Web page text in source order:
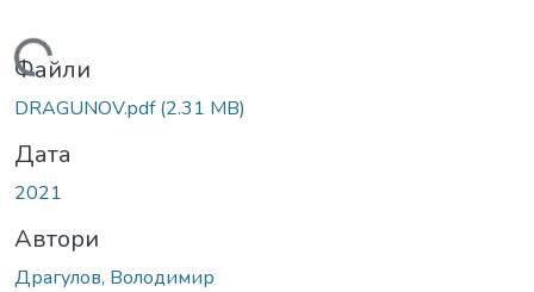
Вантажиться...
Файли
DRAGUNOV.pdf(2.31 MB)
Дата
2021
Автори
Драгулов, Володимир